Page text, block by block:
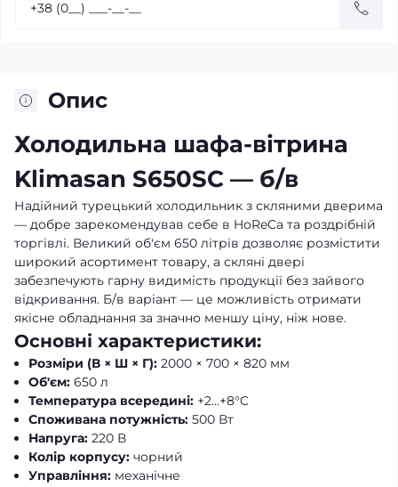
Опис
Холодильна шафа-вітрина
Klimasan S650SC — б/в
Надійний турецький холодильник з скляними дверима
— добре зарекомендував себе в HoReCa та роздрібній
торгівлі. Великий об'єм 650 літрів дозволяє розмістити
широкий асортимент товару, а скляні двері
забезпечують гарну видимість продукції без зайвого
відкривання. Б/в варіант — це можливість отримати
якісне обладнання за значно меншу ціну, ніж нове.
Основні характеристики:
Розміри (В × Ш × Г): 2000 × 700 × 820 мм
Об'єм: 650 л
Температура всередині: +2...+8°C
Споживана потужність: 500 Вт
Напруга: 220 В
Колір корпусу: чорний
Управління: механічне